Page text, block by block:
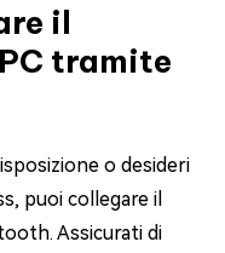
il
tramite
o desideri
puoi collegare il
Assicurati di